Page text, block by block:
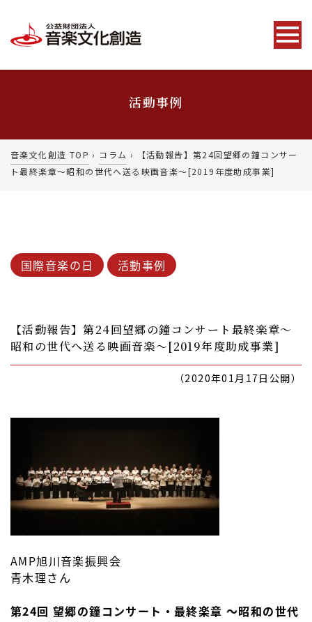
活動事例
音楽文化創造 TOP › コラム ›
【活動報告】第24回望郷の鐘コンサー
ト最終楽章～昭和の世代へ送る映画音楽～[2019年度助成事業]
国際音楽の日 活動事例
【活動報告】第24回望郷の鐘コンサート最終楽章～
昭和の世代へ送る映画音楽～[2019年度助成事業]
（2020年01月17日公開）
AMP旭川音楽振興会
青木理さん
第24回 望郷の鐘コンサート・最終楽章 ～昭和の世代